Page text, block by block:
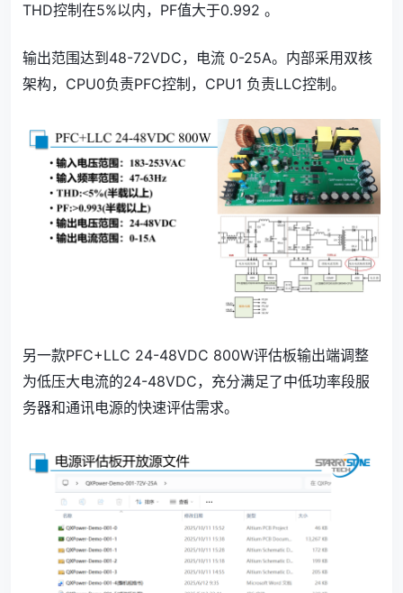
THD控制在5%以内，PF值大于0.992 。
输出范围达到48-72VDC，电流 0-25A。内部采用双核
架构，CPU0负责PFC控制，CPU1 负责LLC控制。
另一款PFC+LLC 24-48VDC 800W评估板输出端调整
为低压大电流的24-48VDC，充分满足了中低功率段服
务器和通讯电源的快速评估需求。